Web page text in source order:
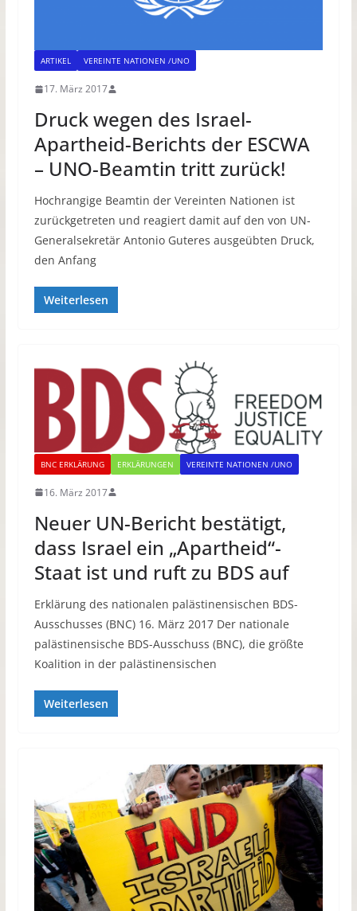
ARTIKEL VEREINTE NATIONEN /UNO
17. März 2017
Druck wegen des Israel-
Apartheid-Berichts der ESCWA
– UNO-Beamtin tritt zurück!
Hochrangige Beamtin der Vereinten Nationen ist
zurückgetreten und reagiert damit auf den von UN-
Generalsekretär Antonio Guteres ausgeübten Druck,
den Anfang
Weiterlesen
BNC ERKLÄRUNG ERKLÄRUNGEN VEREINTE NATIONEN /UNO
16. März 2017
Neuer UN-Bericht bestätigt,
dass Israel ein „Apartheid“-
Staat ist und ruft zu BDS auf
Erklärung des nationalen palästinensischen BDS-
Ausschusses (BNC) 16. März 2017 Der nationale
palästinensische BDS-Ausschuss (BNC), die größte
Koalition in der palästinensischen
Weiterlesen